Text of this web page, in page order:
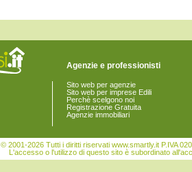
Agenzie e professionisti
Sito web per agenzie
Sito web per imprese Edili
Perchè scelgono noi
Registrazione Gratuita
Agenzie immobiliari
© 2001-2026 Tutti i diritti riservati www.smartly.it P.IVA
L'accesso o l'utilizzo di questo sito è subordinato